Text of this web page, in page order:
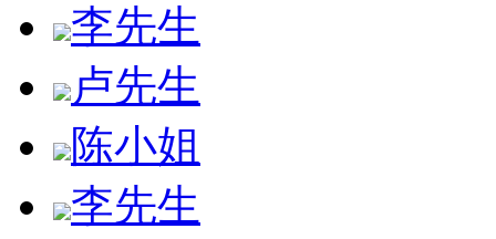
李先生
卢先生
陈小姐
李先生